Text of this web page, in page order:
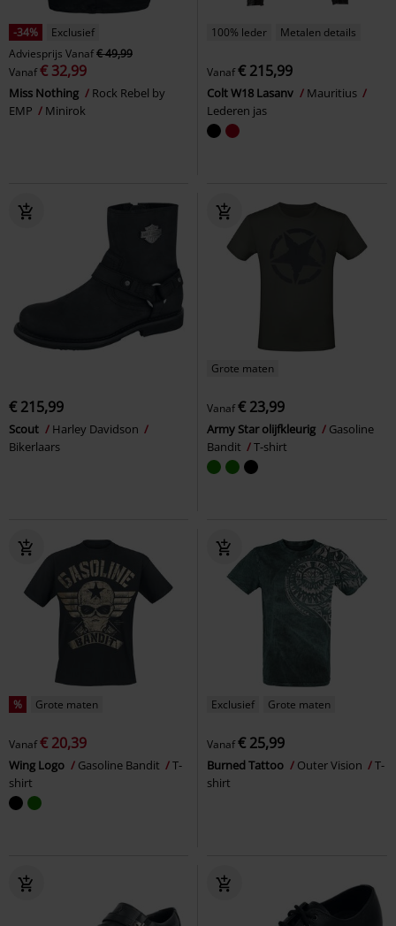
-34%
Exclusief
Adviesprijs Vanaf€ 49,99
Vanaf€ 32,99
Miss Nothing
Rock Rebel by
EMP
Minirok
100% leder Metalen details
Vanaf€ 215,99
Colt W18 Lasanv
Mauritius
Lederen jas
€ 215,99
Scout
Harley Davidson
Bikerlaars
Grote maten
Vanaf€ 23,99
Army Star olijfkleurig
Gasoline
Bandit
T-shirt
% Grote maten
Vanaf€ 20,39
Wing Logo Gasoline Bandit
T-
shirt
Exclusief Grote maten
Vanaf€ 25,99
Burned Tattoo Outer Vision
T-
shirt